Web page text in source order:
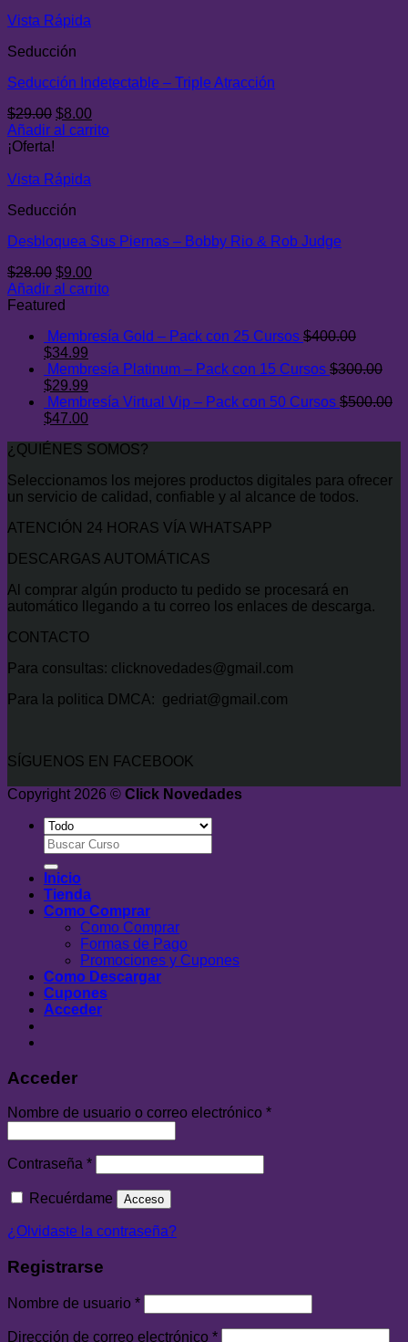
$29.00.
Vista Rápida
Seducción
Seducción Indetectable – Triple Atracción
$29.00 El
precio
$29.00.
$8.00El
precio
Añadir al carrito
¡Oferta!
Vista Rápida
Seducción
Desbloquea Sus Piernas – Bobby Rio & Rob Judge
$28.00 El
precio
original
$28.00.
$9.00El
precio
$9.00.
Añadir al carrito
Featured
Membresía Gold – Pack con 25 Cursos $400.00
El
precio
original
era:
$400.00.
$34.99
precio
es:
$34.99.
Membresía Platinum – Pack con 15 Cursos $300.00
El
precio
original
$300.00.
$29.99
precio
actual
$29.99.
Membresía Virtual Vip – Pack con 50 Cursos $500.00
El
original
$500.00.
$47.00El
actual
$47.00.
¿QUIÉNES SOMOS?
Seleccionamos los mejores productos digitales para ofrecer
un servicio de calidad, confiable y al alcance de todos.
ATENCIÓN 24 HORAS VÍA WHATSAPP
DESCARGAS AUTOMÁTICAS
Al comprar algún producto tu pedido se procesará en
automático llegando a tu correo los enlaces de descarga.
CONTACTO
Para consultas: clicknovedades@gmail.com
Para la politica DMCA: gedriat@gmail.com
SÍGUENOS EN FACEBOOK
Copyright 2026 © Click Novedades
Buscar
por:
Inicio
Tienda
Como Comprar
Como Comprar
Formas de Pago
Promociones y Cupones
Como Descargar
Cupones
Acceder
Acceder
Nombre de usuario o correo electrónico *
Contraseña *
Recuérdame Acceso
¿Olvidaste la contraseña?
Registrarse
Nombre de usuario *
Dirección de correo electrónico *